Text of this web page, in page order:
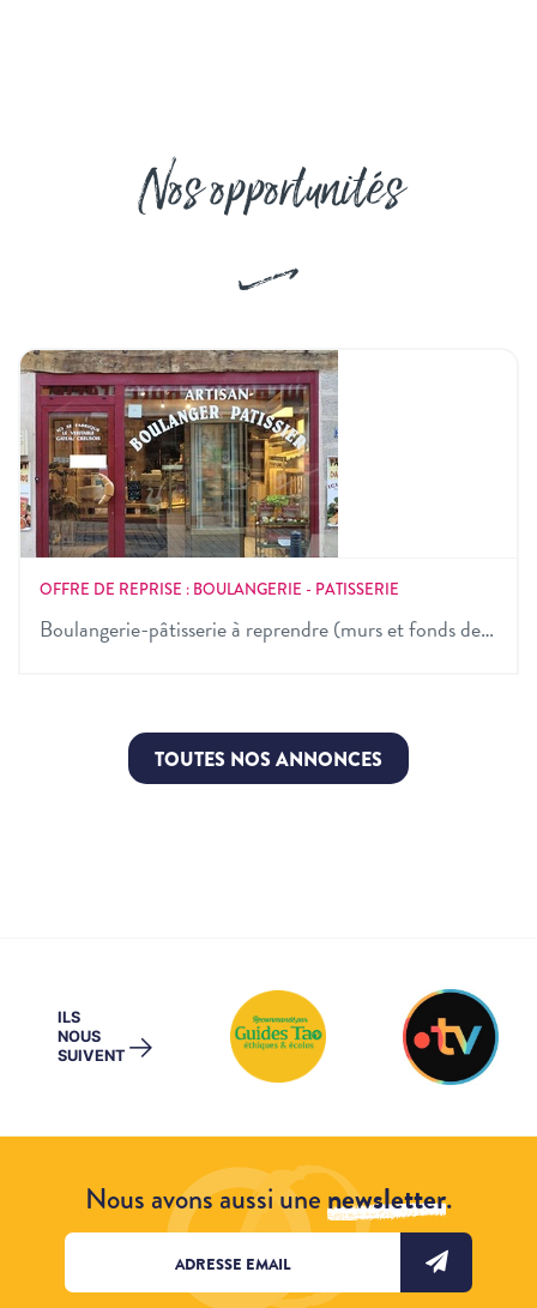
Nos opportunités
OFFRE DE REPRISE : BOULANGERIE - PATISSERIE
Boulangerie-pâtisserie à reprendre (murs et fonds de…
TOUTES NOS ANNONCES
ILS
NOUS
SUIVENT →
Nous avons aussi unenewsletter.